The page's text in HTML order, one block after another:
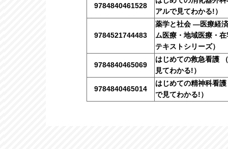
9784840461528
アルで見てわかる!）
9784521744483
薬学と社会 ―医療経
ム医療・地域医療・
テキストシリーズ）
9784840465069
はじめての救急看護
見てわかる!）
9784840465014
はじめての精神科看
で見てわかる!）